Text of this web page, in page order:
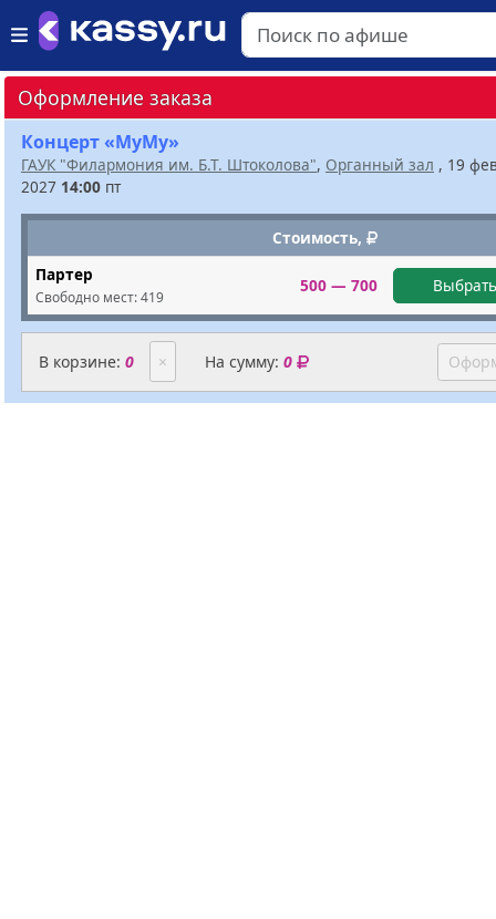
Оформление заказа
Концерт «МуМу»
ГАУК "Филармония им. Б.Т. Штоколова", Органный зал , 19
2027 14:00 пт
Стоимость,
Партер
Свободно мест:419
500 — 700
В корзине: 0 × На сумму:0